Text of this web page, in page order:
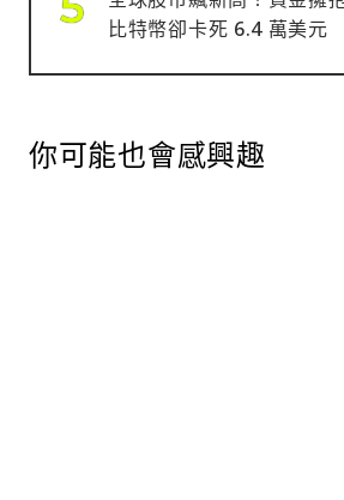
比特幣卻卡死 6.4 萬美元
你可能也會感興趣